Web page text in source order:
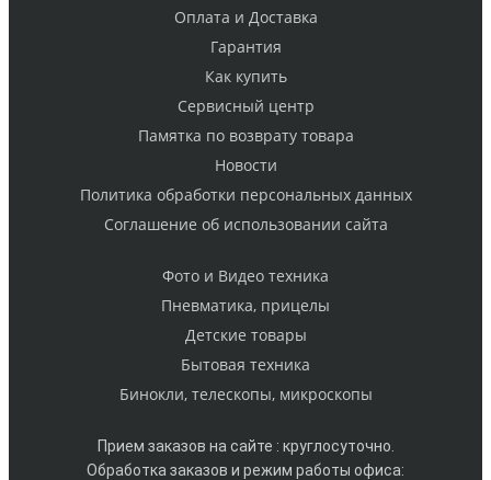
Оплата и Доставка
Гарантия
Как купить
Cервисный центр
Памятка по возврату товара
Новости
Политика обработки персональных данных
Cоглашение об использовании сайта
Фото и Видео техника
Пневматика, прицелы
Детские товары
Бытовая техника
Бинокли, телескопы, микроскопы
Прием заказов на сайте : круглосуточно.
Обработка заказов и режим работы офиса: